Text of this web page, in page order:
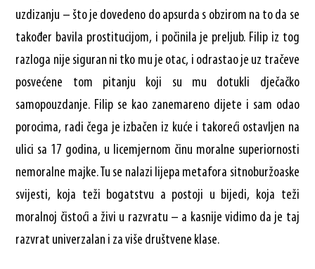
uzdizanju – što je dovedeno do apsurda s obzirom na to da se
također bavila prostitucijom, i počinila je preljub. Filip iz tog
razloga nije siguran ni tko mu je otac, i odrastao je uz tračeve
posvećene tom pitanju koji su mu dotukli dječačko
samopouzdanje. Filip se kao zanemareno dijete i sam odao
porocima, radi čega je izbačen iz kuće i takoreći ostavljen na
ulici sa 17 godina, u licemjernom činu moralne superiornosti
nemoralne majke. Tu se nalazi lijepa metafora sitnoburžoaske
svijesti, koja teži bogatstvu a postoji u bijedi, koja teži
moralnoj čistoći a živi u razvratu – a kasnije vidimo da je taj
razvrat univerzalan i za više društvene klase.